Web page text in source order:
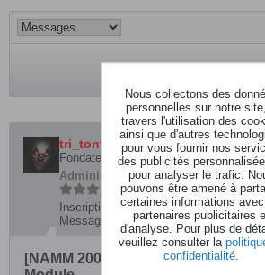
tri_tonton
Fondateur AudioKeys
Administrateur
Inscription:
août 2003
Messages:
27796
[NAMM 2008] Roland TD-9
Nous collectons des
personnelles sur notre
travers l'utilisation des
ainsi que d'autres
pour vous fournir nos
des publicités
pour analyser le trafic.
pouvons être amené à
certaines informations
partenaires publicitaires
d'analyse. Pour plus de
veuillez consulter la
confidentialité